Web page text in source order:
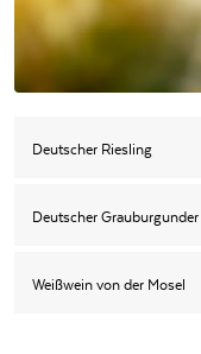
Deutscher Riesling
Deutscher Grauburgunder
Weißwein von der Mosel